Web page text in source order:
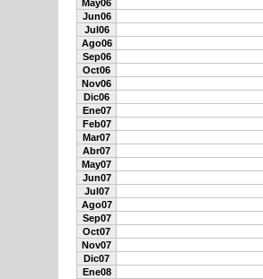
May06
Jun06
Jul06
Ago06
Sep06
Oct06
Nov06
Dic06
Ene07
Feb07
Mar07
Abr07
May07
Jun07
Jul07
Ago07
Sep07
Oct07
Nov07
Dic07
Ene08